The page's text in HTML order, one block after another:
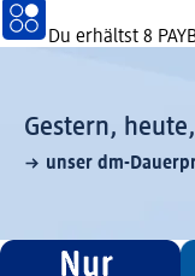
Du erhältst 8
Gestern,
unser dm-